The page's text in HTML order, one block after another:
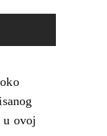
u ovoj